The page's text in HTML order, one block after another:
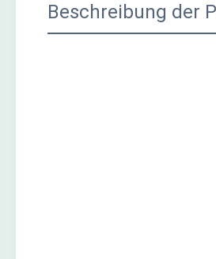
Beschreibung der